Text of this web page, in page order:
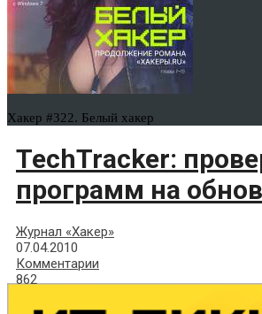
Хакер #322. Белый хакер
TechTracker:
программ на
Журнал «Хакер»
07.04.2010
Комментарии
862